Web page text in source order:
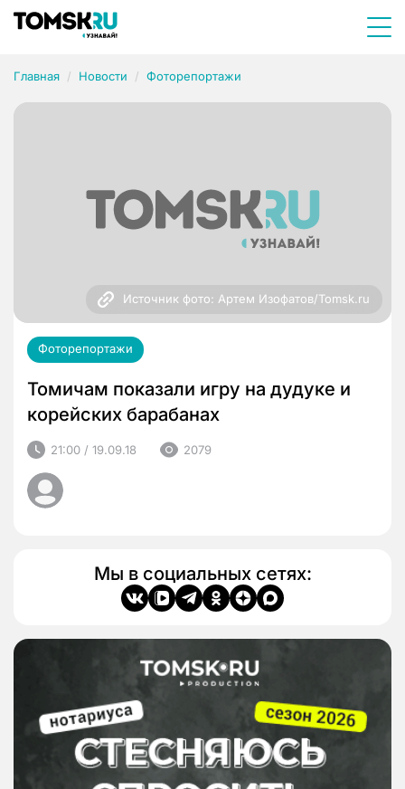
Главная Новости Фоторепортажи
Источник фото: Артем Изофатов/Tomsk.ru
Фоторепортажи
Томичам показали игру на дудуке и
корейских барабанах
21:00 / 19.09.18 2079
Мы в социальных сетях: